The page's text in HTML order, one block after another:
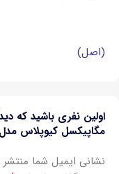
(اصل)
مگاپیکسل کیوپلاس مدل AHC-B2775P4-F”
نشانی ایمیل شما